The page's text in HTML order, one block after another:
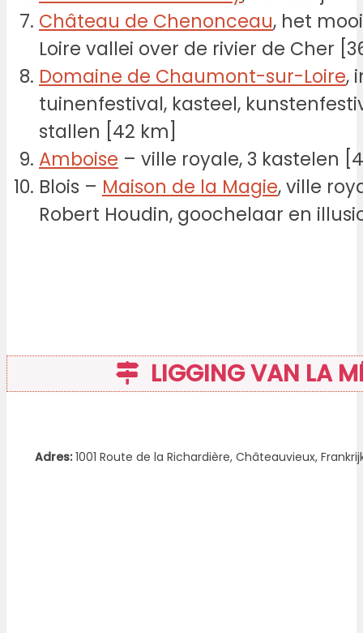
Château de Chenonceau, het
Loire vallei over de rivier de Cher
Domaine de Chaumont-sur-Loire,
tuinenfestival, kasteel,
stallen [42 km]
Amboise – ville royale, 3 kastelen
Blois – Maison de la Magie, ville
Robert Houdin, goochelaar en
LIGGING VAN LA
Adres:1001 Route de la Richardière, Châteauvieux,